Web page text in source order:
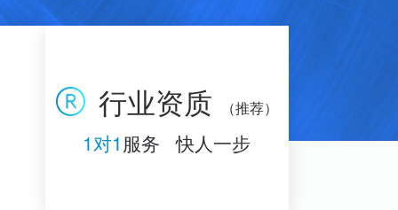
行业资质 （推荐）
1对1 服务 快人一步